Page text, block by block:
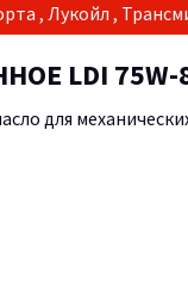
, Лукойл ,
LDI 75W-
для